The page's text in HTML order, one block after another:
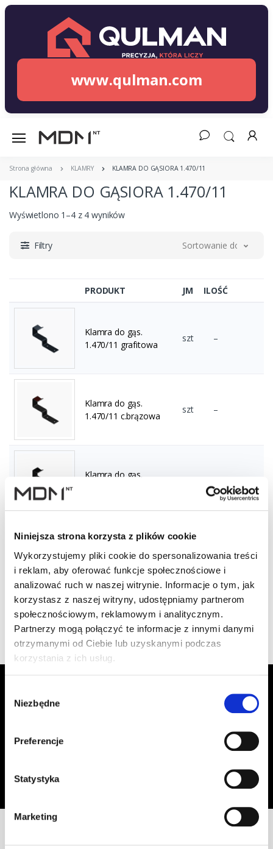
Niniejsza strona korzysta z plików cookie
Wykorzystujemy pliki cookie do spersonalizowania treści
i reklam, aby oferować funkcje społecznościowe i
analizować ruch w naszej witrynie. Informacje o tym, jak
korzystasz z naszej witryny, udostępniamy partnerom
społecznościowym, reklamowym i analitycznym.
Partnerzy mogą połączyć te informacje z innymi danymi
otrzymanymi od Ciebie lub uzyskanymi podczas
korzystania z ich usług.
zgody
Niezbędne
Preferencje
Statystyka
Marketing
www.qulman.com
Strona główna KLAMRY KLAMRA DO GĄSIORA 1.470/11
KLAMRA DO GĄSIORA 1.470/11
Wyświetlono 1–4 z 4 wyników
Filtry Sortowanie domyślne
PRODUKT JM ILOŚĆ
Klamra do gąs.
1.470/11 grafitowa
szt –
Klamra do gąs.
1.470/11 c.brązowa
szt –
Klamra do gąs.
1.470/11 ceglasta
szt –
Wyświetlono 1–4 z 4 wyników
otrzymywać informacje o aktualnych
Adres email
Zapisz się
Oświadczam, że zapoznałem się z
przetwarzania moich danych osobowych, w celu przesyłania mi informacji o